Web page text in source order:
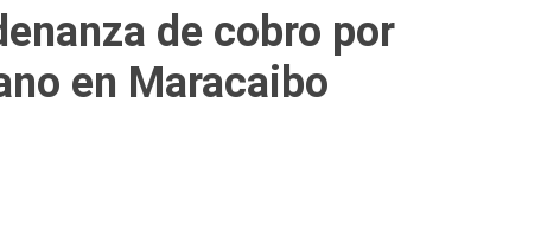
de cobro por
en Maracaibo